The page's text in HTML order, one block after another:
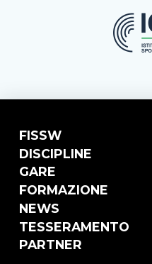
FISSW
DISCIPLINE
GARE
FORMAZIONE
NEWS
TESSERAMENTO
PARTNER